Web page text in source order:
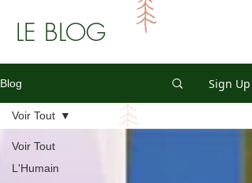
LE BLOG
Blog Sign Up
Voir Tout
L'Humain
Voir Tout